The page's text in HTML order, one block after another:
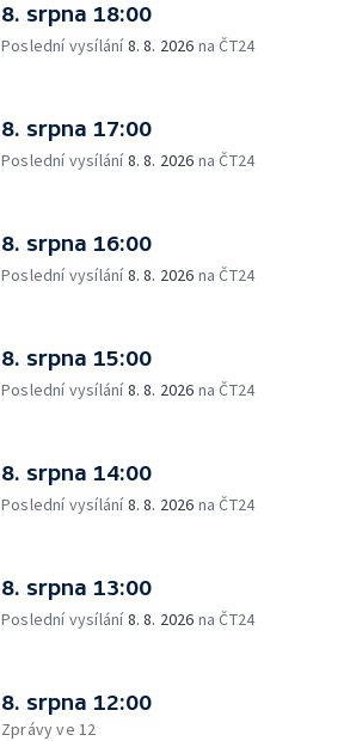
8. srpna 18:00
Poslední vysílání8. 8. 2026 na ČT24
8. srpna 17:00
Poslední vysílání8. 8. 2026 na ČT24
8. srpna 16:00
Poslední vysílání8. 8. 2026 na ČT24
8. srpna 15:00
Poslední vysílání8. 8. 2026 na ČT24
8. srpna 14:00
Poslední vysílání8. 8. 2026 na ČT24
8. srpna 13:00
Poslední vysílání8. 8. 2026 na ČT24
8. srpna 12:00
Zprávy ve 12